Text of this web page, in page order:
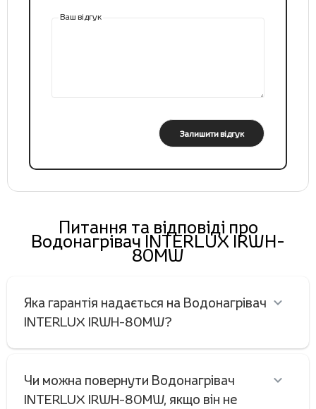
Ваш відгук
Залишити відгук
Питання та відповіді про
Водонагрівач INTERLUX IRWH-
80MW
Яка гарантія надається на Водонагрівач
INTERLUX IRWH-80MW?
Чи можна повернути Водонагрівач
INTERLUX IRWH-80MW, якщо він не